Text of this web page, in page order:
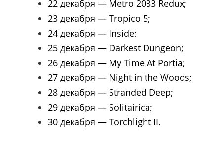
22 декабря — Metro 2033 Redux;
23 декабря — Tropico 5;
24 декабря — Inside;
25 декабря — Darkest Dungeon;
26 декабря — My Time At Portia;
27 декабря — Night in the Woods;
28 декабря — Stranded Deep;
29 декабря — Solitairica;
30 декабря — Torchlight II.